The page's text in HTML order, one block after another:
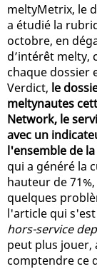
meltyMetrix, le
a étudié la
octobre, en
d’intérêt melty,
chaque dossier
Verdict, le
meltynautes
Network, le
avec un
l'ensemble de
qui a généré la
hauteur de
quelques
l'article qui
hors-service
peut plus jouer,
comptendre ce